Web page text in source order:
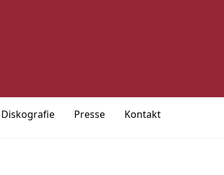
Diskografie Presse Kontakt